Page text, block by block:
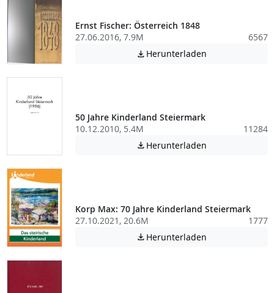
Ernst Fischer: Österreich 1848
27.06.2016, 7.9M
6567
 Herunterladen
50 Jahre Kinderland Steiermark
10.12.2010, 5.4M
11284
 Herunterladen
Korp Max: 70 Jahre Kinderland Steiermark
27.10.2021, 20.6M
1777
 Herunterladen